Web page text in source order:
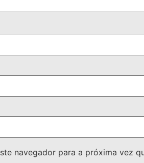
navegador para a próxima vez